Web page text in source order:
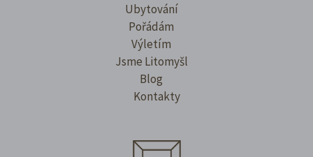
Ubytování
Pořádám
Výletím
Jsme Litomyšl
Blog
Kontakty